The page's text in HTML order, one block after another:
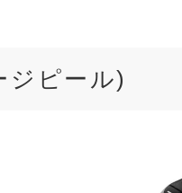
ジピール)